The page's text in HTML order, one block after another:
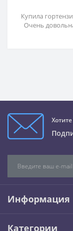
Купила
Очень
Информация
Категории